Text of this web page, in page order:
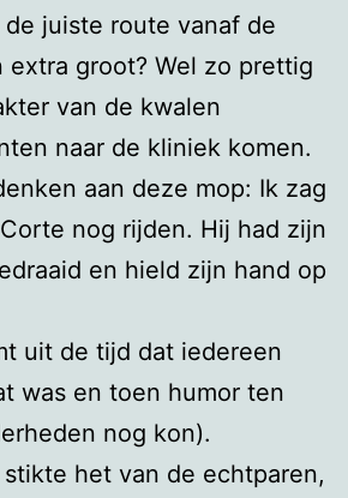
juiste route vanaf de
extra groot? Wel zo prettig
van de kwalen
naar de kliniek komen.
aan deze mop: Ik zag
nog rijden. Hij had zijn
en hield zijn hand op
uit de tijd dat iedereen
was en toen humor ten
nog kon).
het van de echtparen,